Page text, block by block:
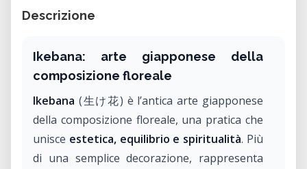
Descrizione
Ikebana: arte giapponese della
composizione floreale
Ikebana (生け花) è l’antica arte giapponese
della composizione floreale, una pratica che
unisce estetica, equilibrio e spiritualità. Più
di una semplice decorazione, rappresenta